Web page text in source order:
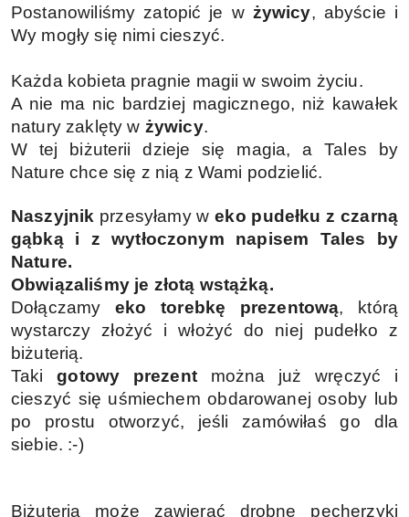
Postanowiliśmy zatopić je w żywicy, abyście i
Wy mogły się nimi cieszyć.
Każda kobieta pragnie magii w swoim życiu.
A nie ma nic bardziej magicznego, niż kawałek
natury zaklęty w żywicy.
W tej biżuterii dzieje się magia, a Tales by
Nature chce się z nią z Wami podzielić.
Naszyjnik przesyłamy weko pudełku z czarną
gąbką i z wytłoczonym napisem Tales by
Nature.
Obwiązaliśmy je złotą wstążką.
Dołączamyeko torebkę prezentową, którą
wystarczy złożyć i włożyć do niej pudełko z
biżuterią.
Takigotowy prezentmożna już wręczyć i
cieszyć się uśmiechem obdarowanej osoby lub
po prostu otworzyć, jeśli zamówiłaś go dla
siebie. :-)
Biżuteria może zawierać drobne pęcherzyki